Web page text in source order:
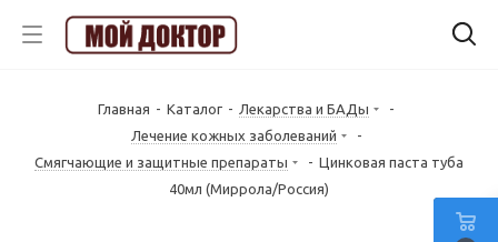
Главная - Каталог - Лекарства и БАДы
-
Лечение кожных заболеваний
-
Смягчающие и защитные препараты
- Цинковая паста туба
40мл (Миррола/Россия)